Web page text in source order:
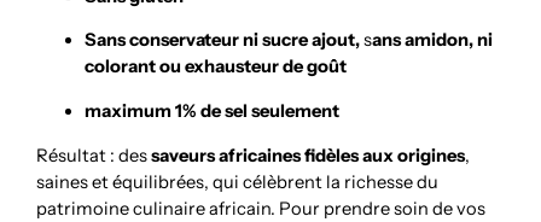
Sans conservateur ni sucre ajout,sans amidon, ni
colorant ou exhausteur de goût
maximum 1% de sel seulement
Résultat : dessaveurs africaines fidèles aux origines,
saines et équilibrées, qui célèbrent la richesse du
patrimoine culinaire africain. Pour prendre soin de vos